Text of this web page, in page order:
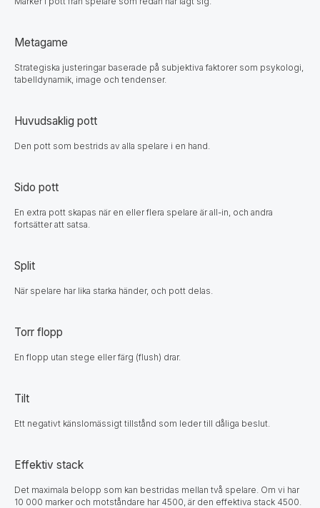
Metagame
Strategiska justeringar baserade på subjektiva faktorer som psykologi,
tabelldynamik, image och tendenser.
Huvudsaklig pott
Den pott som bestrids av alla spelare i en hand.
Sido pott
En extra pott skapas när en eller flera spelare är all-in, och andra
fortsätter att satsa.
Split
När spelare har lika starka händer, och pott delas.
Torr flopp
En flopp utan stege eller färg (flush) drar.
Tilt
Ett negativt känslomässigt tillstånd som leder till dåliga beslut.
Effektiv stack
Det maximala belopp som kan bestridas mellan två spelare. Om vi har
10 000 marker och motståndare har 4500, är den effektiva stack 4500.